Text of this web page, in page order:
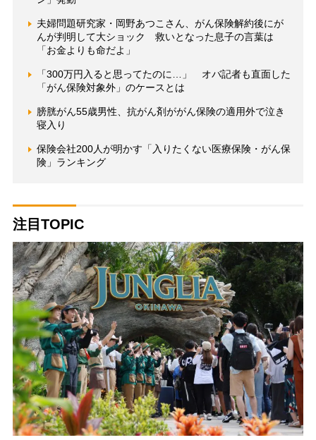
夫婦問題研究家・岡野あつこさん、がん保険解約後にが
んが判明して大ショック 救いとなった息子の言葉は
「お金よりも命だよ」
「300万円入ると思ってたのに…」 オバ記者も直面した
「がん保険対象外」のケースとは
膀胱がん55歳男性、抗がん剤ががん保険の適用外で泣き
寝入り
保険会社200人が明かす「入りたくない医療保険・がん保
険」ランキング
注目TOPIC